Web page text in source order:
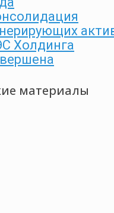
Холдинга
материалы